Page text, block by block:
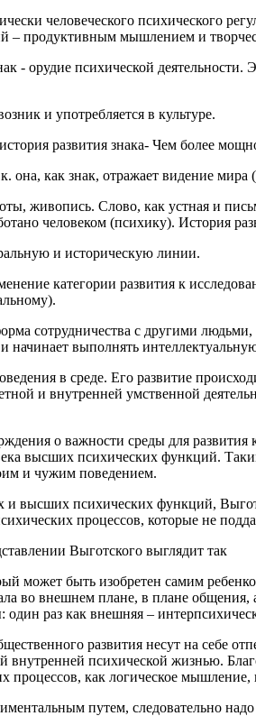
человеческого психического
– продуктивным мышлением и
- орудие психической
и употребляется в культуре.
развития знака- Чем более
она, как знак, отражает видение
живопись. Слово, как устная и
человеком (психику). История
и историческую линии.
категории развития к
сотрудничества с другими
и начинает выполнять
в среде. Его развитие
и внутренней умственной
о важности среды для
высших психических функций.
и чужим поведением.
и высших психических функций,
процессов, которые не
Выготского выглядит так
может быть изобретен самим
во внешнем плане, в плане
раз как внешняя –
развития несут на себе
внутренней психической жизнью.
процессов, как логическое
путем, следовательно